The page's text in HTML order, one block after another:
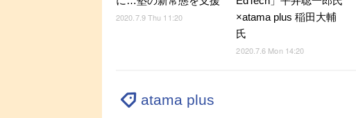
2020.7.9 Thu 11:20
×atama plus 稲田大輔
氏
2020.7.6 Mon 14:20
atama plus